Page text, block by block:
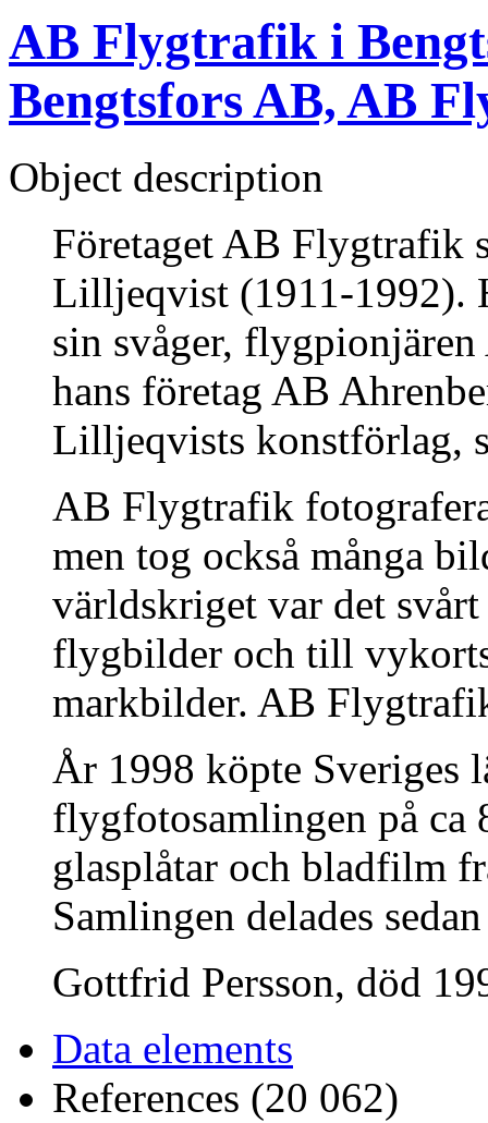
AB Flygtrafik i
Bengtsfors AB, AB
Object description
Företaget AB Flygtrafik
Lilljeqvist (1911-1992).
sin svåger,
hans företag AB
Lilljeqvists konstförlag,
AB Flygtrafik
men tog också många
världskriget var det
flygbilder och till
markbilder. AB
År 1998 köpte Sveriges
flygfotosamlingen på ca
glasplåtar och bladfilm
Samlingen delades
Gottfrid Persson, död
Data elements
References (20 062)